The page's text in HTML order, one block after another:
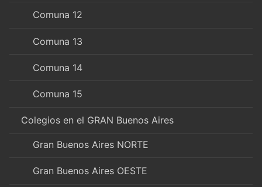
Comuna 12
Comuna 13
Comuna 14
Comuna 15
Colegios en el GRAN Buenos Aires
Gran Buenos Aires NORTE
Gran Buenos Aires OESTE